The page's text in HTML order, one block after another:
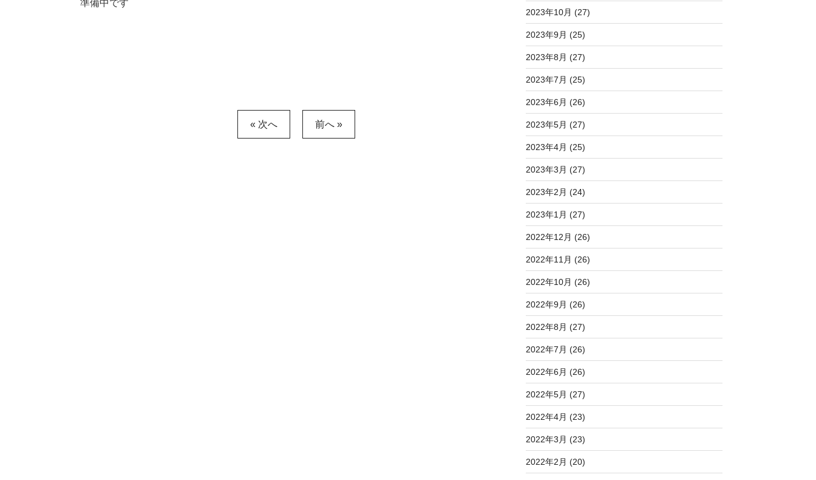
準備中です
« 次へ 前へ »
2023年10月 (27)
2023年9月 (25)
2023年8月 (27)
2023年7月 (25)
2023年6月 (26)
2023年5月 (27)
2023年4月 (25)
2023年3月 (27)
2023年2月 (24)
2023年1月 (27)
2022年12月 (26)
2022年11月 (26)
2022年10月 (26)
2022年9月 (26)
2022年8月 (27)
2022年7月 (26)
2022年6月 (26)
2022年5月 (27)
2022年4月 (23)
2022年3月 (23)
2022年2月 (20)